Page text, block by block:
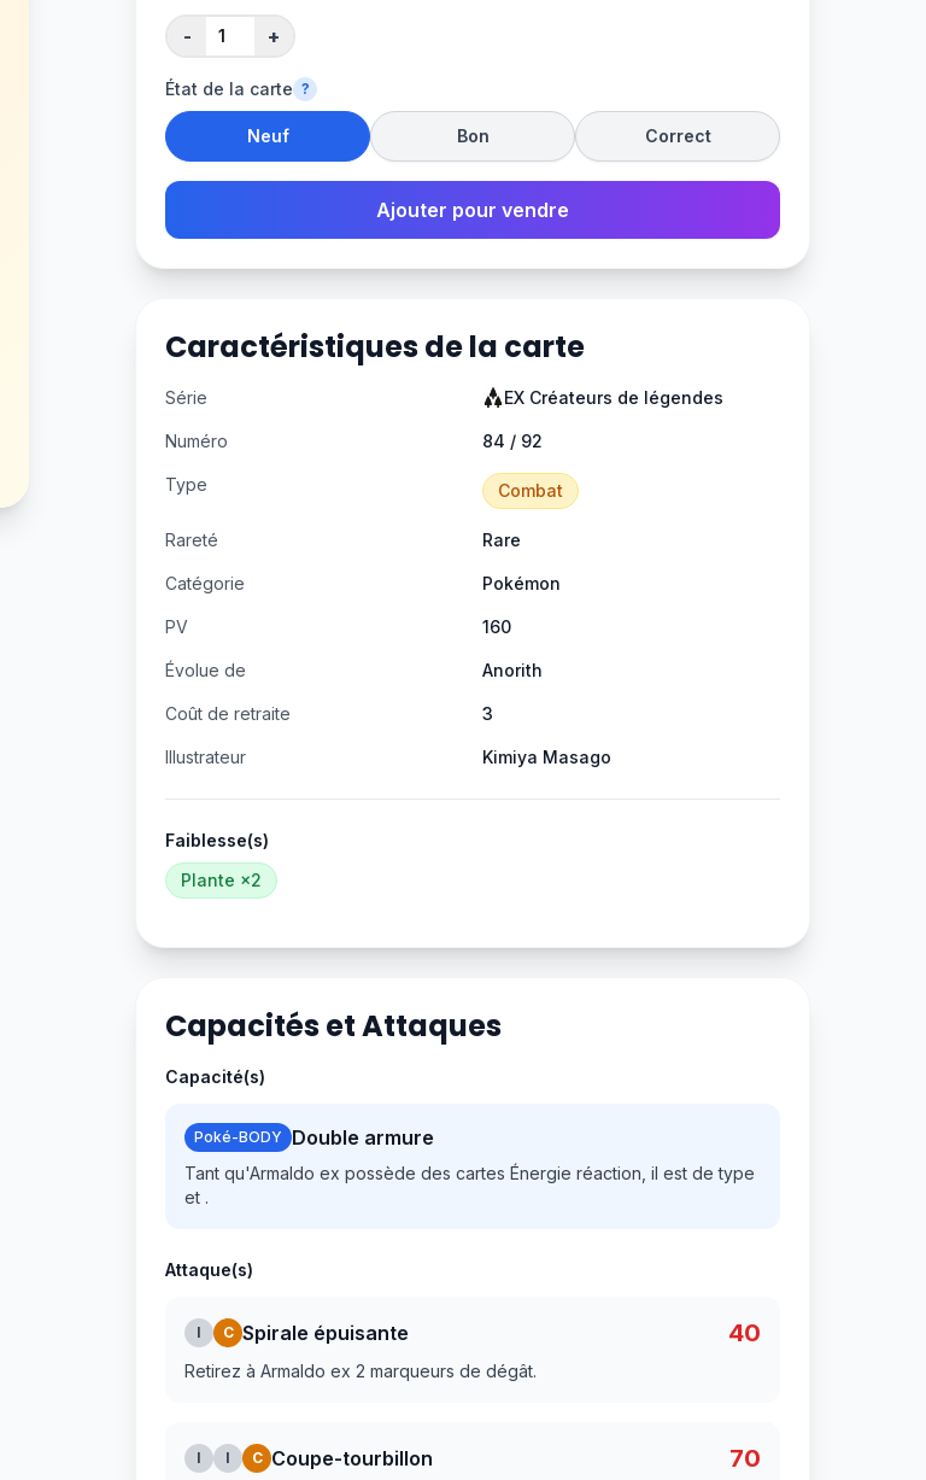
- +
État de la carte ?
Neuf Bon Correct
Ajouter pour vendre
Caractéristiques de la carte
Série EX Créateurs de légendes
Numéro 84 / 92
Type Combat
Rareté Rare
Catégorie Pokémon
PV 160
Évolue de Anorith
Coût de retraite 3
Illustrateur Kimiya Masago
Faiblesse(s)
Plante ×2
Capacités et Attaques
Capacité(s)
Poké-BODY Double armure
Tant qu'Armaldo ex possède des cartes Énergie réaction, il est de type
et .
Attaque(s)
I C Spirale épuisante 40
Retirez à Armaldo ex 2 marqueurs de dégât.
I I C Coupe-tourbillon 70